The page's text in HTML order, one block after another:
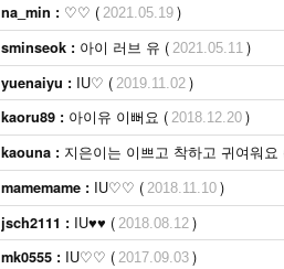
na_min : ♡♡ ( 2021.05.19 )
sminseok : 아이 러브 유 ( 2021.05.11 )
yuenaiyu : IU♡ ( 2019.11.02 )
kaoru89 : 아이유 이뻐요 ( 2018.12.20 )
kaouna : 지은이는 이쁘고 착하고 귀여워요
mamemame : IU♡♡ ( 2018.11.10 )
jsch2111 : IU♥♥ ( 2018.08.12 )
mk0555 : IU♡♡ ( 2017.09.03 )